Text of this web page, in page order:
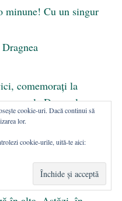
minune! Cu un singur
comemorați la
la Domnul
„Guvernul
cookie-uri. Dacă continui să
lor.
cookie-urile, uită-te aici: